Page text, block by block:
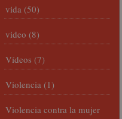
vida (50)
video (8)
Vídeos (7)
Violencia (1)
Violencia contra la mujer